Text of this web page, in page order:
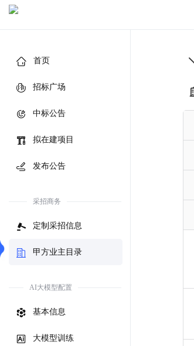
首页
招标广场
中标公告
拟在建项目
发布公告
采招商务
定制采招信息
甲方业主目录
AI大模型配置
基本信息
大模型训练